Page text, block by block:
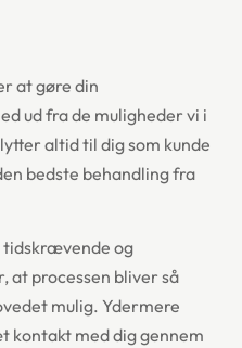
at gøre din
ud fra de muligheder vi i
altid til dig som kunde
bedste behandling fra
og
at processen bliver så
mulig. Ydermere
kontakt med dig gennem